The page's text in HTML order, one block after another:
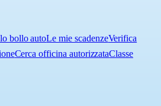
bollo autoLe mie scadenzeVerifica
Cerca officina autorizzataClasse